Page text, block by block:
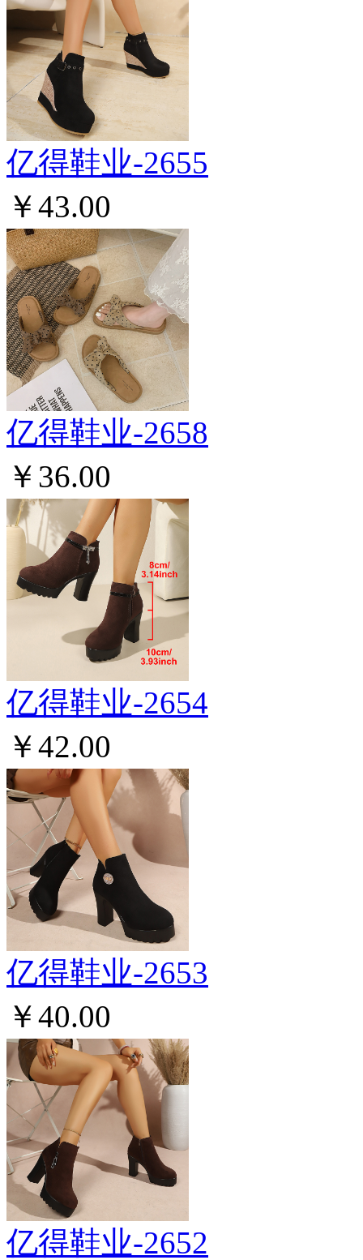
亿得鞋业-2655
￥43.00
亿得鞋业-2658
￥36.00
亿得鞋业-2654
￥42.00
亿得鞋业-2653
￥40.00
亿得鞋业-2652